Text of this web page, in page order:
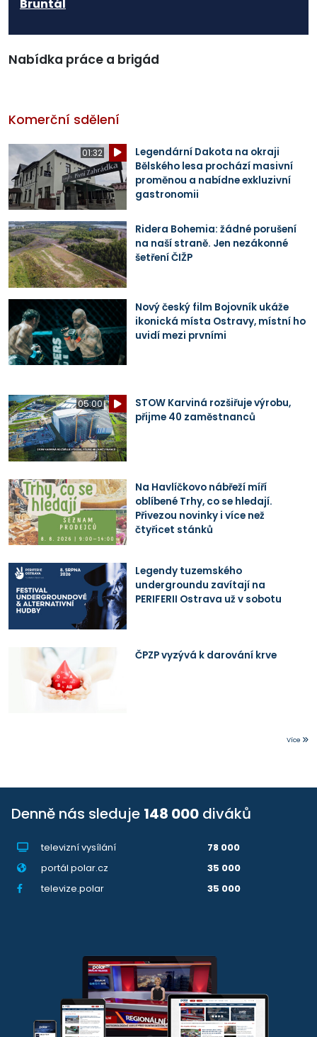
Bruntál
Nabídka práce a brigád
Komerční sdělení
01:32
Legendární Dakota na okraji
Bělského lesa prochází masivní
proměnou a nabídne exkluzivní
gastronomii
Ridera Bohemia: žádné porušení
na naší straně. Jen nezákonné
šetření ČIŽP
Nový český film Bojovník ukáže
ikonická místa Ostravy, místní ho
uvidí mezi prvními
05:00
STOW Karviná rozšiřuje výrobu,
přijme 40 zaměstnanců
Na Havlíčkovo nábřeží míří
oblíbené Trhy, co se hledají.
Přivezou novinky i více než
čtyřicet stánků
Legendy tuzemského
undergroundu zavítají na
PERIFERII Ostrava už v sobotu
ČPZP vyzývá k darování krve
Více
Denně nás sleduje 148 000 diváků
televizní vysílání
78 000
portál polar.cz
35 000
televize.polar
35 000